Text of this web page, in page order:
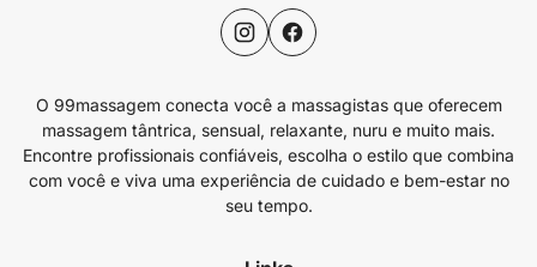
O 99massagem conecta você a massagistas que oferecem
massagem tântrica, sensual, relaxante, nuru e muito mais.
Encontre profissionais confiáveis, escolha o estilo que combina
com você e viva uma experiência de cuidado e bem-estar no
seu tempo.